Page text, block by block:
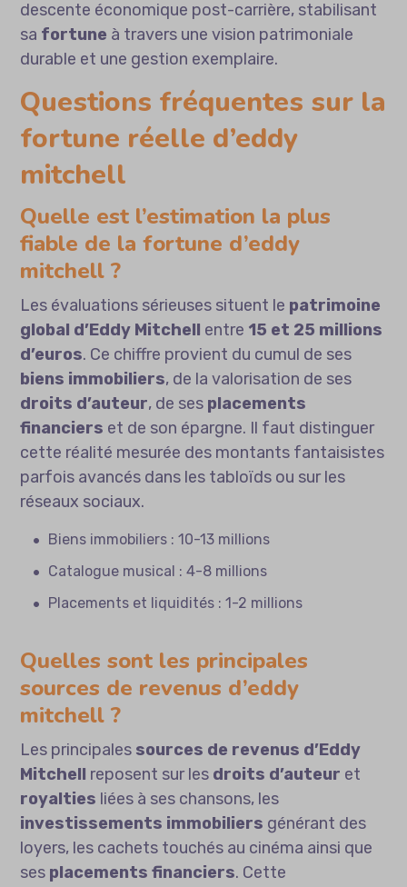
descente économique post-carrière, stabilisant
sa fortune à travers une vision patrimoniale
durable et une gestion exemplaire.
Questions fréquentes sur la
fortune réelle d’eddy
mitchell
Quelle est l’estimation la plus
fiable de la fortune d’eddy
mitchell ?
Les évaluations sérieuses situent le patrimoine
global d’Eddy Mitchell entre 15 et 25 millions
d’euros. Ce chiffre provient du cumul de ses
biens immobiliers, de la valorisation de ses
droits d’auteur, de ses placements
financiers et de son épargne. Il faut distinguer
cette réalité mesurée des montants fantaisistes
parfois avancés dans les tabloïds ou sur les
réseaux sociaux.
Biens immobiliers : 10-13 millions
Catalogue musical : 4-8 millions
Placements et liquidités : 1-2 millions
Quelles sont les principales
sources de revenus d’eddy
mitchell ?
Les principales sources de revenus d’Eddy
Mitchell reposent sur les droits d’auteur et
royalties liées à ses chansons, les
investissements immobiliers générant des
loyers, les cachets touchés au cinéma ainsi que
ses placements financiers. Cette